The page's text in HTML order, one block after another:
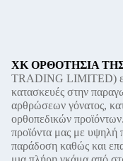
ΧΚ ΟΡΘΟΤΗΣΙΑ
TRADING LIMITED)
κατασκευές στην
αρθρώσεων γόνατος,
ορθοπεδικών
προϊόντα μας με υψηλή
παράδοση καθώς και